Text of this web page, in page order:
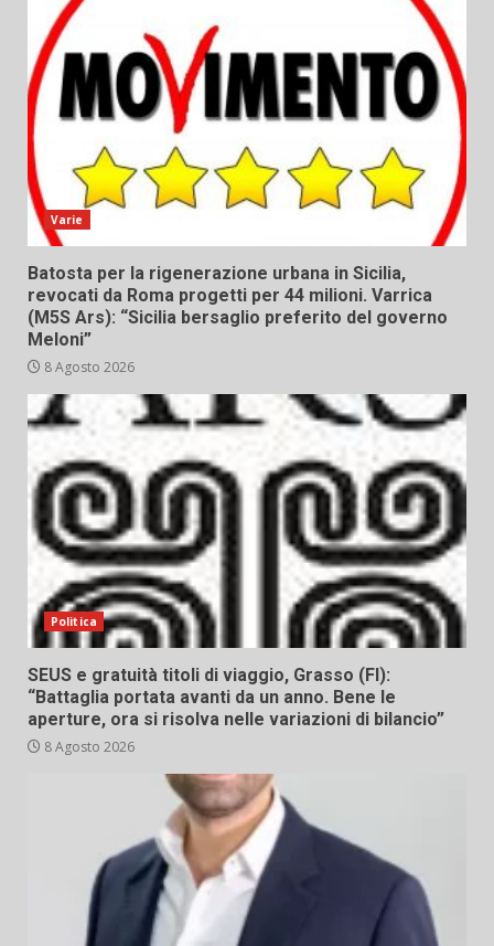
Varie
Batosta per la rigenerazione urbana in Sicilia,
revocati da Roma progetti per 44 milioni. Varrica
(M5S Ars): “Sicilia bersaglio preferito del governo
Meloni”
8 Agosto 2026
Politica
SEUS e gratuità titoli di viaggio, Grasso (FI):
“Battaglia portata avanti da un anno. Bene le
aperture, ora si risolva nelle variazioni di bilancio”
8 Agosto 2026